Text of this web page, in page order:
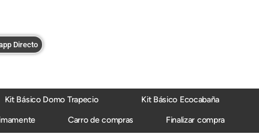
Directo
Kit Básico Domo Trapecio
Kit Básico Ecocabaña
Carro de compras Finalizar compra